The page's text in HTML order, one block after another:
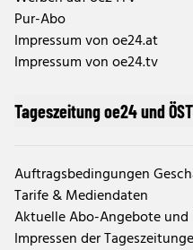
Pur-Abo
Impressum von oe24.at
Impressum von oe24.tv
Tageszeitung oe24 und
Auftragsbedingungen
Tarife & Mediendaten
Aktuelle Abo-Angebote
Impressen der